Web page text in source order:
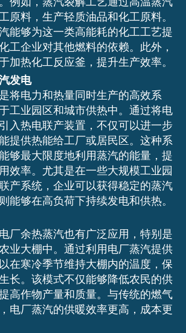
原料，生产轻质油品和化工原料。
能够为这一类高能耗的化工工艺提
工企业对其他燃料的依赖。此外，
加热化工反应釜，提升生产效率。
发电
将电力和热量同时生产的高效系
工业园区和城市供热中。通过将电
入热电联产装置，不仅可以进一步
提供热能给工厂或居民区。这种系
够最大限度地利用蒸汽的能量，提
效率。尤其是在一些大规模工业园
产系统，企业可以获得稳定的蒸汽
能够在高负荷下持续发电和供热。
厂余热蒸汽也有广泛应用，特别是
业大棚中。通过利用电厂蒸汽提供
在寒冷季节维持大棚内的温度，保
长。该模式不仅能够降低农民的供
高作物产量和质量。与传统的燃气
电厂蒸汽的供暖效率更高，成本更